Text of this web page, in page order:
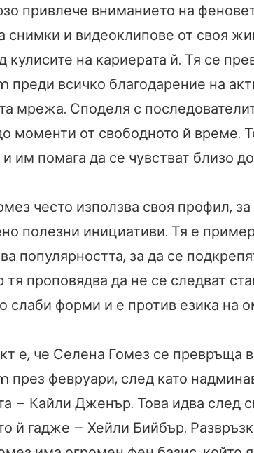
привлече вниманието на
снимки и видеоклипове от своя
кулисите на кариерата й. Тя се
всичко благодарение на
мрежа. Споделя с
моменти от свободното й време.
им помага да се чувстват близо
често използва своя профил,
полезни инициативи. Тя е
популярността, за да се
проповядва да не се следват
слаби форми и е против езика на
е, че Селена Гомез се превръща
февруари, след като
– Кайли Дженър. Това идва след
й гадже – Хейли Бийбър.